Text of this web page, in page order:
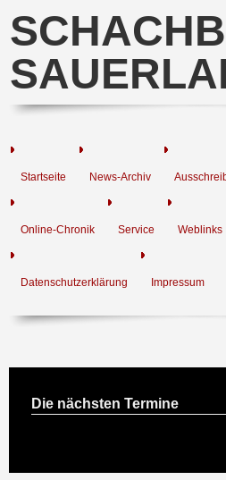
Startseite News-Archiv
Online-Chronik Service Weblinks
Datenschutzerklärung Impressum
Die nächsten Termine